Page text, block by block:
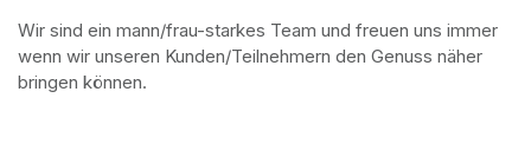
Wir sind ein mann/frau-starkes Team und freuen uns immer
wenn wir unseren Kunden/Teilnehmern den Genuss näher
bringen können.